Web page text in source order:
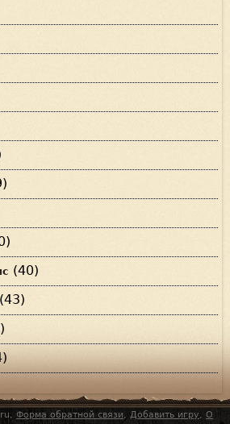
(40)
(43)
Форма обратной связи, Добавить игру, О